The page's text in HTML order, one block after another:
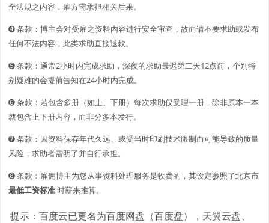
全法规之内容，雇方需承担相关后果。
➍ 条款：博主会对受雇之资料内容进行安全审查，故而请不要求助或发布
任何不法内容，此类求助直接退款。
➎ 条款：通常2小时内完成求助，深夜的求助最迟第二天12点前，个别特
别疑难的会提前告知在24小时内完成。
➏ 条款：若包含多册（如上、下册）每次求助仅受理一册，除非原本一本
就包含上下册内容，而非分多本发行。
➐ 条款：因资料保存年代久远、或受当时印刷技术限制而可能导致的质量
风险，求助者需明了并自行承担。
➑ 条款：雇佣博主为您从事资料处理服务是收费的，其设定参照了北京市
最低工资标准时薪来推算。
提示：百度云已更名为百度网盘（百度盘），天翼云盘、